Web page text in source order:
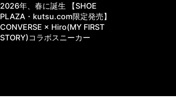
2026年、春に誕生 【SHOE
PLAZA・kutsu.com限定発売】
CONVERSE × Hiro(MY FIRST
STORY)コラボスニーカー